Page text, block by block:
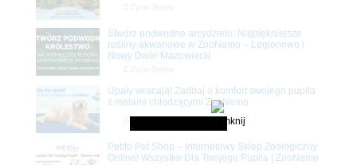
Stwórz podwodne arcydzieło: Najpiękniejsze
rośliny akwariowe w ZooNemo – Legionowo i
Nowy Dwór Mazowiecki
Upały wracają! Zadbaj o komfort swojego pupila
z matami chłodzącymi ZooNemo
Petito Pet Shop – Internetowy Sklep Zoologiczny
Online! Wszystko Dla Twojego Pupila | ZooNemo